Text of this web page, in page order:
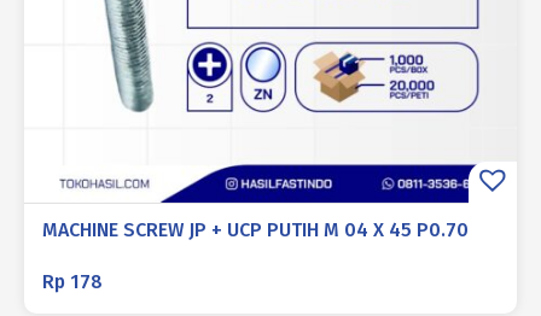
MACHINE SCREW JP + UCP PUTIH M 04 X 45 P0.70
Rp 178